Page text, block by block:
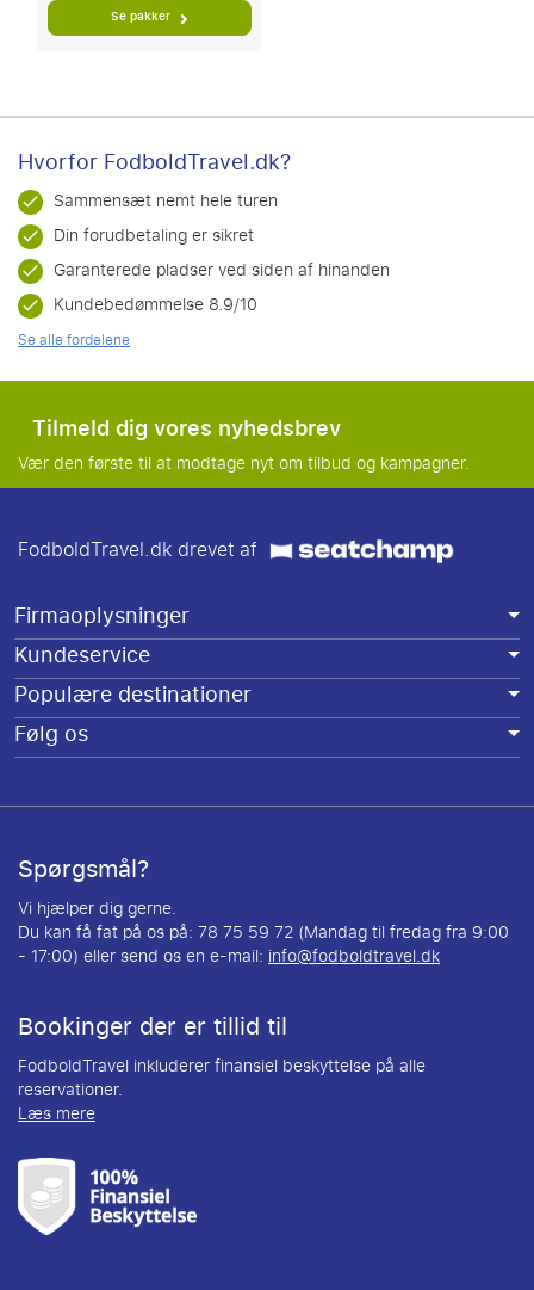
Se pakker
Hvorfor FodboldTravel.dk?
Sammensæt nemt hele turen
Din forudbetaling er sikret
Garanterede pladser ved siden af hinanden
Kundebedømmelse 8.9/10
Se alle fordelene
Tilmeld dig vores nyhedsbrev
Vær den første til at modtage nyt om tilbud og kampagner.
FodboldTravel.dk drevet af
Firmaoplysninger
Kundeservice
Populære destinationer
Følg os
Spørgsmål?
Vi hjælper dig gerne.
Du kan få fat på os på: 78 75 59 72 (Mandag til fredag fra 9:00
- 17:00) eller send os en e-mail: info@fodboldtravel.dk
Bookinger der er tillid til
FodboldTravel inkluderer finansiel beskyttelse på alle
reservationer.
Læs mere